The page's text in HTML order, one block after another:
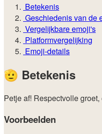
Betekenis
Geschiedenis van de
Vergelijkbare emoji's
Platformvergelijking
Emoji-details
🫡 Betekenis
Petje af! Respectvolle
Voorbeelden